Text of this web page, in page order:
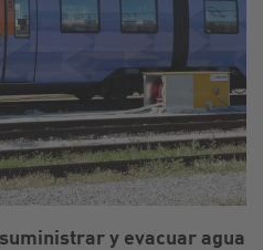
y evacuar agua